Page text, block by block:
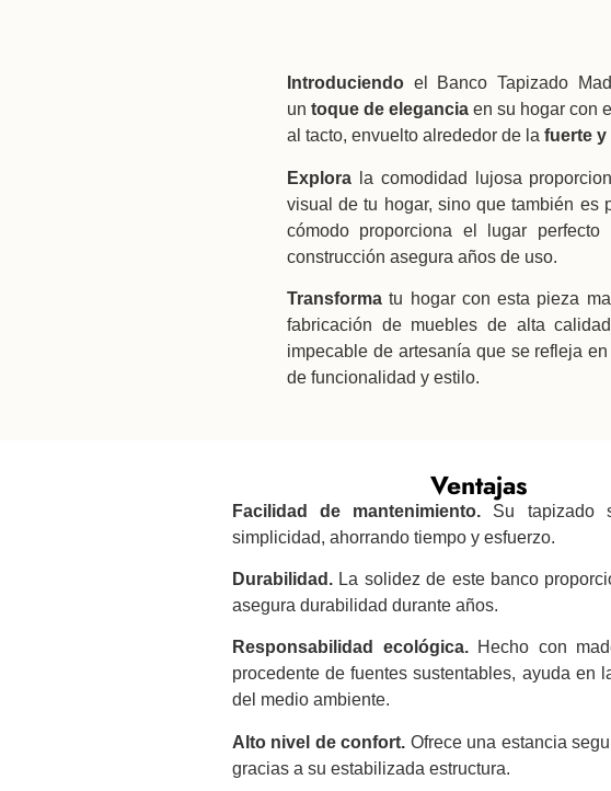
Introduciendo el Banco Tapizado
un toque de elegancia en su hogar con
al tacto, envuelto alrededor de la fuerte y
Explora la comodidad lujosa
visual de tu hogar, sino que también es
cómodo proporciona el lugar
construcción asegura años de uso.
Transforma tu hogar con esta pieza
fabricación de muebles de alta
impecable de artesanía que se refleja
de funcionalidad y estilo.
Ventajas
Facilidad de mantenimiento. Su tapizado
simplicidad, ahorrando tiempo y esfuerzo.
Durabilidad. La solidez de este banco
asegura durabilidad durante años.
Responsabilidad ecológica.Hecho con
procedente de fuentes sustentables, ayuda en
del medio ambiente.
Alto nivel de confort. Ofrece una estancia
gracias a su estabilizada estructura.